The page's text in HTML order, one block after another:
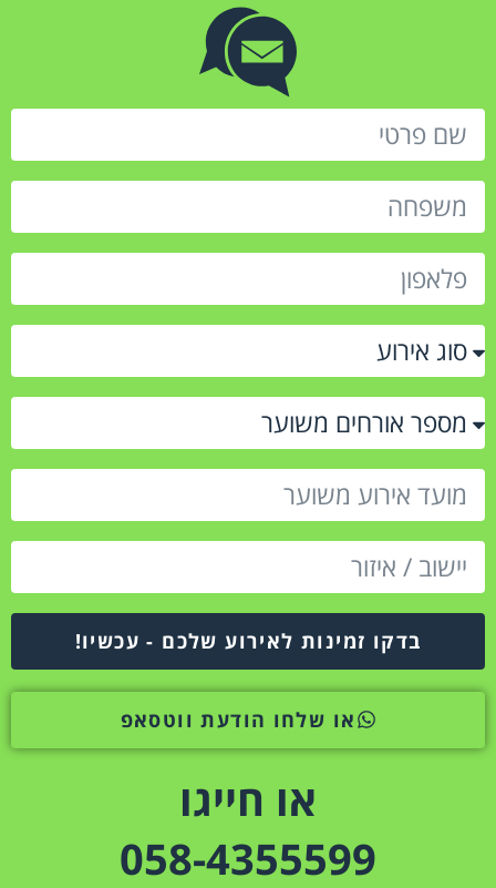
בדקו זמינות לאירוע שלכם - עכשיו!
או שלחו הודעת ווטסאפ
או חייגו
058-4355599